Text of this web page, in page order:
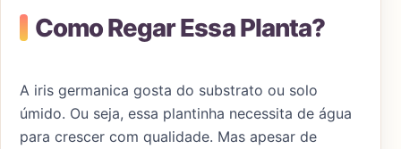
Como Regar Essa Planta?
A iris germanica gosta do substrato ou solo
úmido. Ou seja, essa plantinha necessita de água
para crescer com qualidade. Mas apesar de